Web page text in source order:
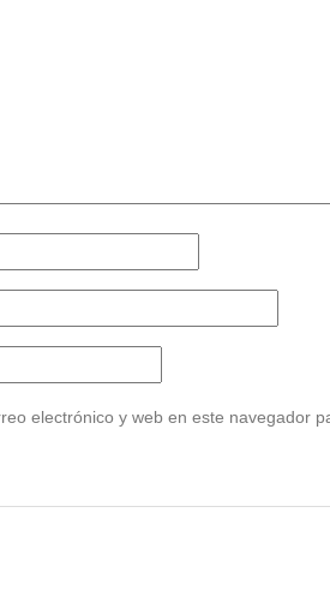
electrónico y web en este navegador